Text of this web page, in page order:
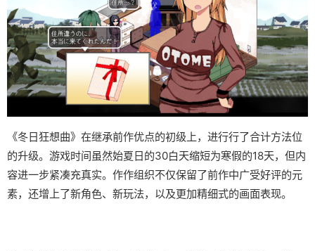
《冬日狂想曲》在继承前作优点的初级上，进行行了合计方法位
的升级。游戏时间虽然始夏日的30白天缩短为寒假的18天，但内
容进一步紧凑充真实。作作组织不仅保留了前作中广受好评的元
素，还增上了​​新角色、新玩法​​，以及更加精细式的画面表现。